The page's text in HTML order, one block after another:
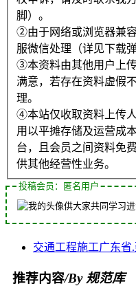
脚）。
②由于网络或浏览器兼
服微信处理（详见下载
③本资料由其他用户上
满意，若存在资料虚假
理。
④本站仅收取资料上传
用以平摊存储及运营成
台，且会员之间资料免
供其他经营性业务。
投稿会员：匿名用户
供大家共同学习
交通工程施工广东省.
推荐内容/By 规范库